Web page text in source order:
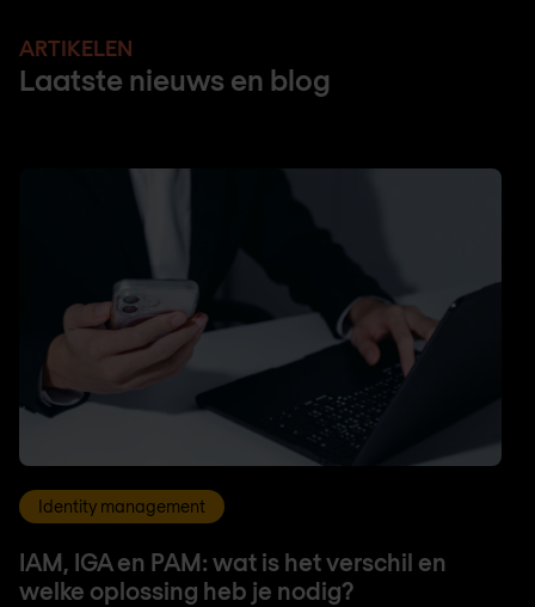
ARTIKELEN
Laatste nieuws en blog
Identity management
IAM, IGA en PAM: wat is het verschil en
welke oplossing heb je nodig?